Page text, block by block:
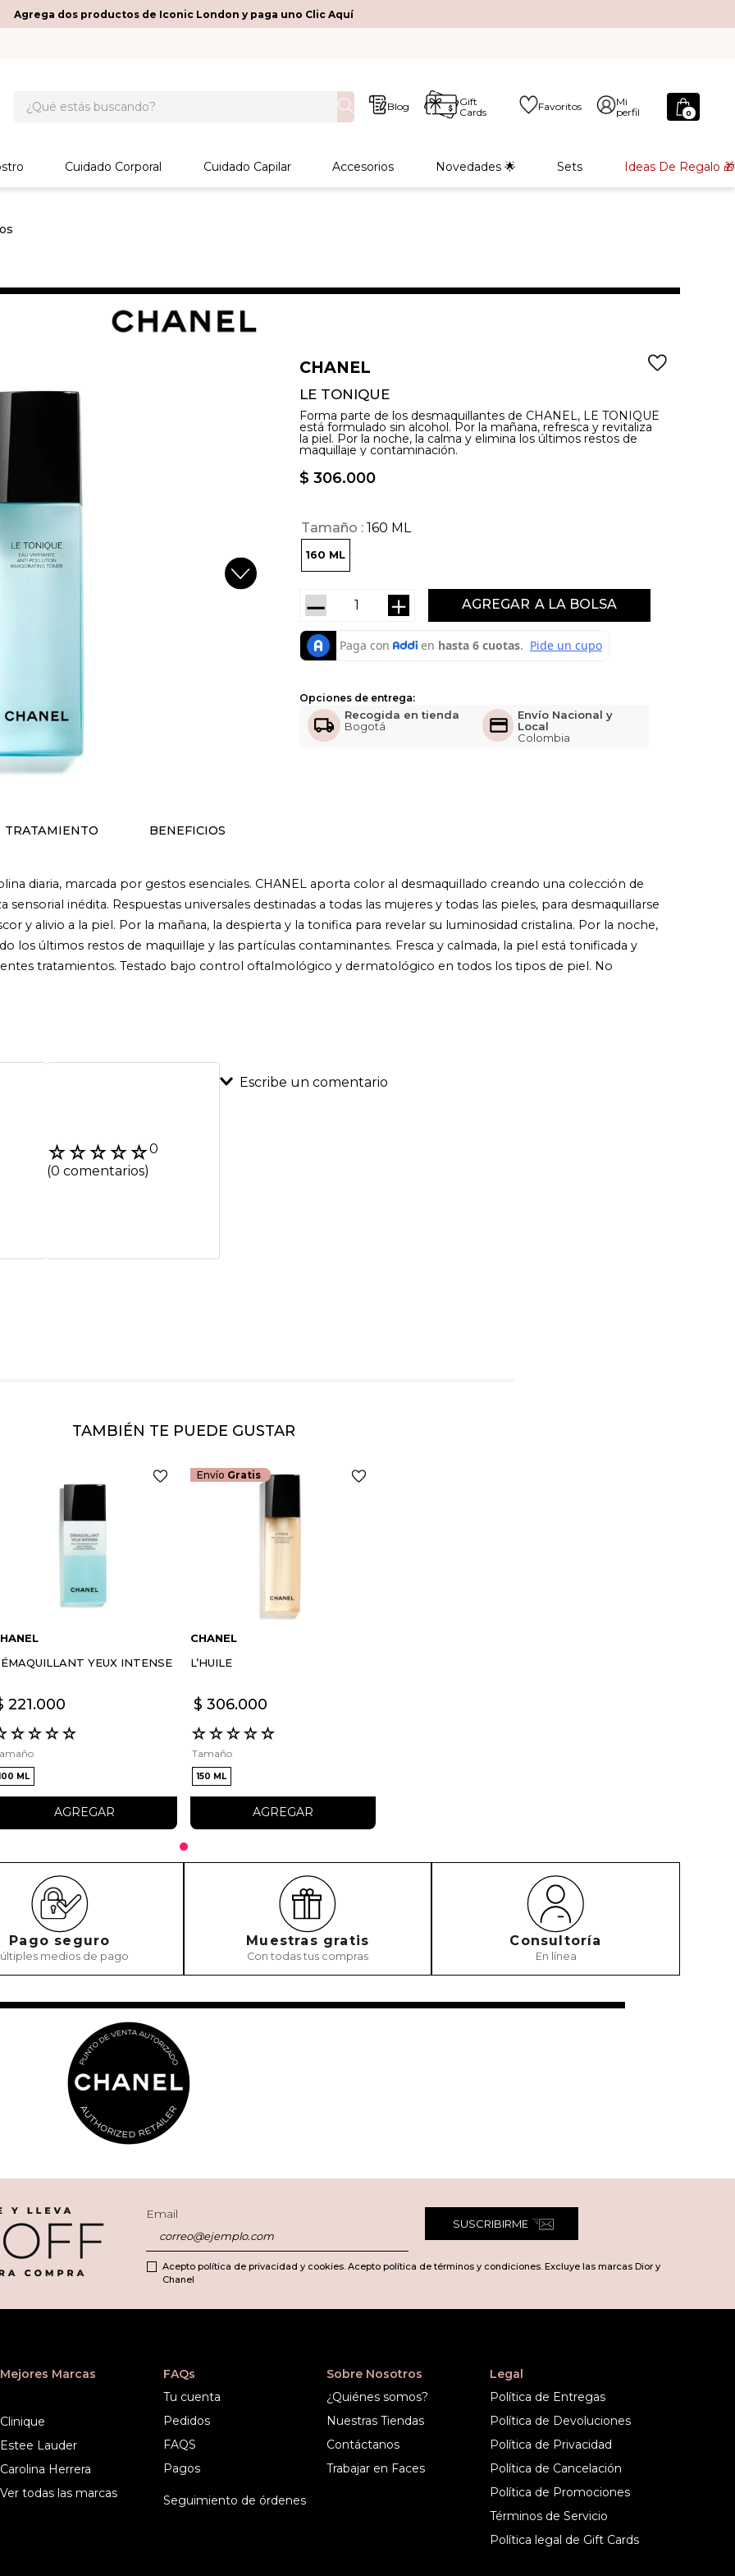
Agrega dos productos de Iconic London y paga uno Clic Aquí
Blog
Gift
Cards
Favoritos
Mi
perfil
0
Cuidado Corporal Cuidado Capilar Accesorios Novedades 🌟 Sets Ideas De Regalo 🎁
CHANEL
LE TONIQUE
Forma parte de los desmaquillantes de CHANEL, LE TONIQUE
está formulado sin alcohol. Por la mañana, refresca y revitaliza
la piel. Por la noche, la calma y elimina los últimos restos de
maquillaje y contaminación.
$ 306.000
Tamaño 160 ML
160 ML
AGREGAR
＋
－
Opciones de entrega:
Recogida en tienda
Bogotá
Envío Nacional y
Local
Colombia
TRATAMIENTO BENEFICIOS
diaria, marcada por gestos esenciales. CHANEL aporta color al desmaquillado creando una colección de
inédita. Respuestas universales destinadas a todas las mujeres y todas las pieles, para desmaquillarse
y alivio a la piel. Por la mañana, la despierta y la tonifica para revelar su luminosidad cristalina. Por la noche,
los últimos restos de maquillaje y las partículas contaminantes. Fresca y calmada, la piel está tonificada y
tratamientos. Testado bajo control oftalmológico y dermatológico en todos los tipos de piel. No
☆☆☆☆☆0
(0 comentarios)
Escribe un comentario
ENVIAR COMENTARIO
TAMBIÉN TE PUEDE GUSTAR
YEUX INTENSE
221.000
☆☆☆☆
ML
AGREGAR
Envío Gratis
CHANEL
L’HUILE
$ 306.000
☆☆☆☆☆
Tamaño
150 ML
AGREGAR
Pago seguro
medios de pago
Muestras gratis
Con todas tus compras
Consultoría
En línea
Email
SUSCRIBIRME
Acepto política de privacidad y cookies. Acepto política de términos y condiciones. Excluye las marcas Dior y
Chanel
Mejores Marcas
Clinique
Estee Lauder
Carolina Herrera
Ver todas las marcas
FAQs
Tu cuenta
Pedidos
FAQS
Pagos
Seguimiento de órdenes
Sobre Nosotros
¿Quiénes somos?
Nuestras Tiendas
Contáctanos
Trabajar en Faces
Legal
Política de Entregas
Política de Devoluciones
Política de Privacidad
Política de Cancelación
Política de Promociones
Términos de Servicio
Política legal de Gift Cards